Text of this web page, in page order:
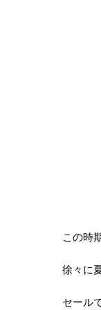
この時
徐々に
セール